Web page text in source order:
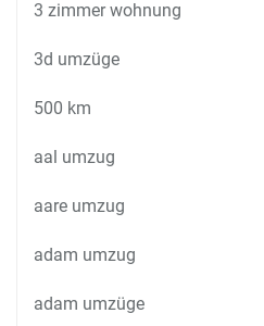
3 zimmer wohnung
3d umzüge
500 km
aal umzug
aare umzug
adam umzug
adam umzüge